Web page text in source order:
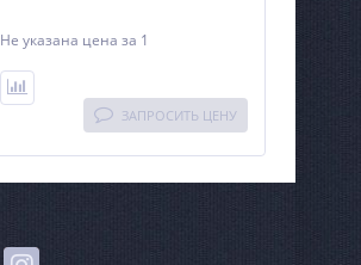
Не указана цена за 1
ЗАПРОСИТЬ ЦЕНУ